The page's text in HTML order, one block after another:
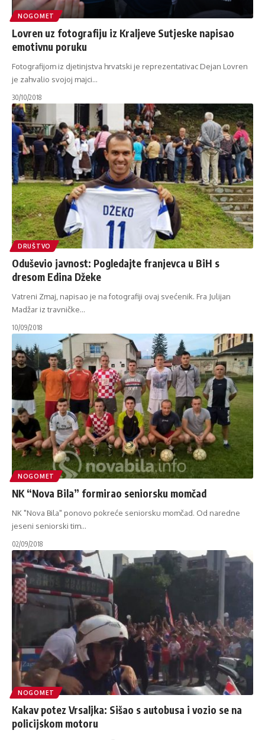
NOGOMET
Lovren uz fotografiju iz Kraljeve Sutjeske napisao
emotivnu poruku
Fotografijom iz djetinjstva hrvatski je reprezentativac Dejan Lovren
je zahvalio svojoj majci…
30/10/2018
DRUŠTVO
Oduševio javnost: Pogledajte franjevca u BiH s
dresom Edina Džeke
Vatreni Zmaj, napisao je na fotografiji ovaj svećenik. Fra Julijan
Madžar iz travničke…
10/09/2018
NOGOMET
NK “Nova Bila” formirao seniorsku momčad
NK "Nova Bila" ponovo pokreće seniorsku momčad. Od naredne
jeseni seniorski tim…
02/09/2018
NOGOMET
Kakav potez Vrsaljka: Sišao s autobusa i vozio se na
policijskom motoru